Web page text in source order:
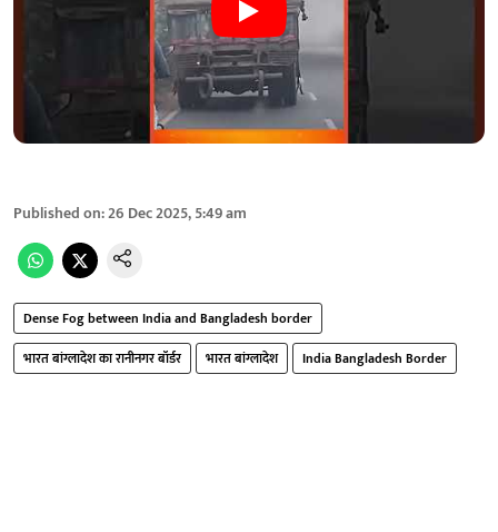
Published on:26 Dec 2025, 5:49 am
Dense Fog between India and Bangladesh border
भारत बांग्लादेश का रानीनगर बॉर्डर
भारत बांग्लादेश India Bangladesh Border